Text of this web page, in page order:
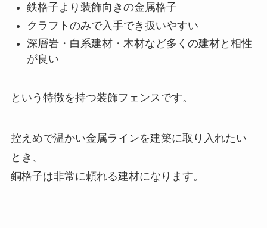
鉄格子より装飾向きの金属格子
クラフトのみで入手でき扱いやすい
深層岩・白系建材・木材など多くの建材と相性
が良い
という特徴を持つ装飾フェンスです。
控えめで温かい金属ラインを建築に取り入れたい
とき、
銅格子は非常に頼れる建材になります。